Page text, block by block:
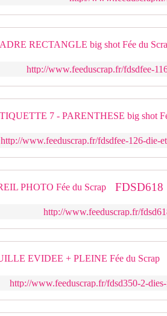
http://www.feeduscrap.fr/fdsdfee-
http://www.feeduscrap.fr/fdsdfee-126-die-
http://www.feeduscrap.fr/
http://www.feeduscrap.fr/fdsd350-2-